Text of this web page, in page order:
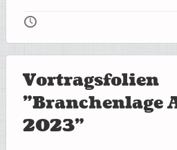
🕔
Vortragsfolien
"Branchenlage
2023"